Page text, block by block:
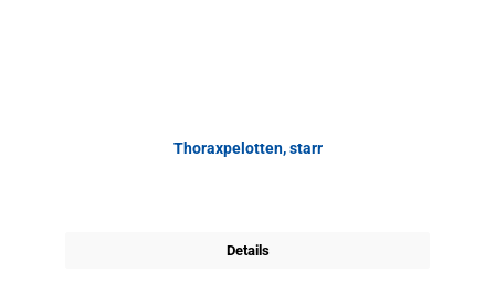
Thoraxpelotten, starr
Details